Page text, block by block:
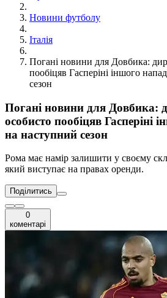
Новини футболу
Італія
Погані новини для Довбика:
пообіцяв Гасперіні іншого
сезон
Погані новини для Довбика:
особисто пообіцяв Гасперіні
на наступний сезон
Рома має намір залишити у своєму
який виступає на правах оренди.
Поділитись
0
коментарі